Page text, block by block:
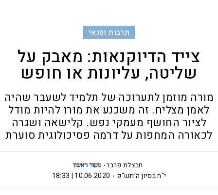
תרבות ופנאי
צייד הדיוקנאות: מאבק על
שליטה, עליונות או חופש
מורה מוזמן לתערוכה של תלמיד לשעבר שהיה
לאמן מצליח. זה משכנע את מורו להיות מודל
לציור החושף מעמקי נפש. קלישאה ושגרה
לכאורה המחפות על דרמה פסיכולוגית סוערת
חבצלת פרבר
י"ח בסיון ה׳תש"פ
10.06.2020 | 18:33